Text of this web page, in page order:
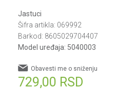
Jastuci
Šifra artikla: 069992
Barkod: 8605029704407
Model uređaja: 5040003
729,00 RSD
Obavesti me o sniženju